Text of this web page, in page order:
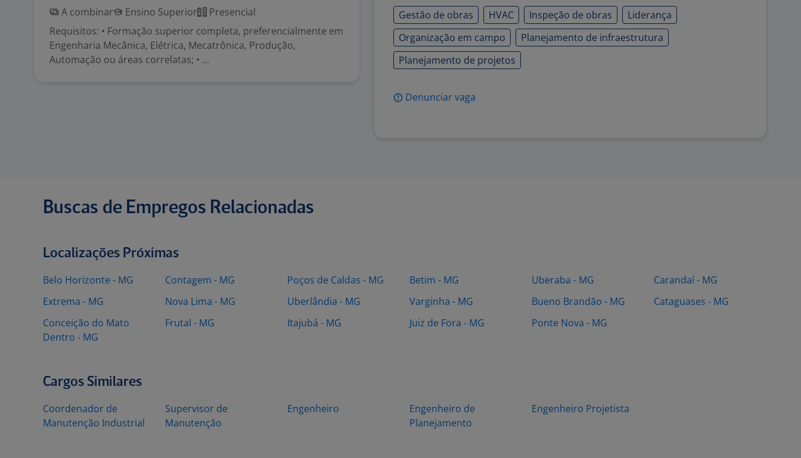
A combinar
Ensino Superior
Presencial
Requisitos: • Formação superior completa, preferencialmente em
Engenharia Mecânica, Elétrica, Mecatrônica, Produção,
Automação ou áreas correlatas; • ...
Gestão de obras HVAC Inspeção de obras
Liderança
Organização em campo
Planejamento de infraestrutura
Planejamento de projetos
Denunciar vaga
Buscas de Empregos Relacionadas
Localizações Próximas
Belo Horizonte - MG
Extrema - MG
Conceição do Mato
Dentro - MG
Contagem - MG
Nova Lima - MG
Frutal - MG
Poços de Caldas - MG
Uberlândia - MG
Itajubá - MG
Betim - MG
Varginha - MG
Juiz de Fora - MG
Uberaba - MG
Bueno Brandão - MG
Ponte Nova - MG
Carandaí - MG
Cataguases - MG
Cargos Similares
Coordenador de
Manutenção Industrial
Supervisor de
Manutenção
Engenheiro
Engenheiro de
Planejamento
Engenheiro Projetista